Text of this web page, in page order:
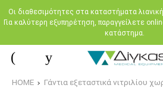
Oι διαθεσιμότητες στα καταστήματα
Για καλύτερη εξυπηρέτηση, παραγγείλετε
κατάστημα.
HOME Γάντια εξεταστικά νιτριλίου